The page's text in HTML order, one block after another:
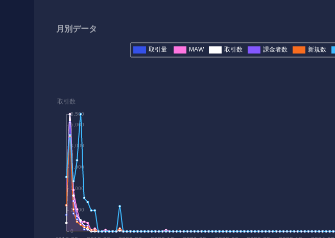
月別データ